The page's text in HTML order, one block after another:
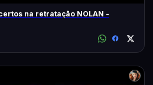
na retratação NOLAN -